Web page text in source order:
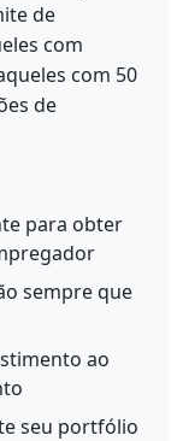
de
com
com 50
de
para obter
sempre que
ao
seu portfólio